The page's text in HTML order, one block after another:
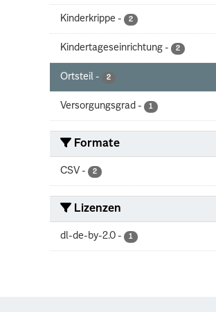
Kinderkrippe - 2
Kindertageseinrichtung - 2
Ortsteil - 2
Versorgungsgrad - 1
Formate
CSV - 2
Lizenzen
dl-de-by-2.0 - 1